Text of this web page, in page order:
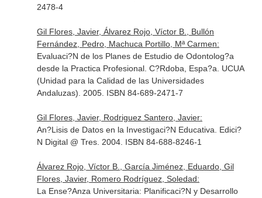
2478-4
Gil Flores, Javier, Álvarez Rojo, Víctor B., Bullón
Fernández, Pedro, Machuca Portillo, Mª Carmen:
Evaluaci?N de los Planes de Estudio de Odontolog?a
desde la Practica Profesional. C?Rdoba, Espa?a. UCUA
(Unidad para la Calidad de las Universidades
Andaluzas). 2005. ISBN 84-689-2471-7
Gil Flores, Javier, Rodriguez Santero, Javier:
An?Lisis de Datos en la Investigaci?N Educativa. Edici?
N Digital @ Tres. 2004. ISBN 84-688-8246-1
Álvarez Rojo, Víctor B., García Jiménez, Eduardo, Gil
Flores, Javier, Romero Rodríguez, Soledad:
La Ense?Anza Universitaria: Planificaci?N y Desarrollo